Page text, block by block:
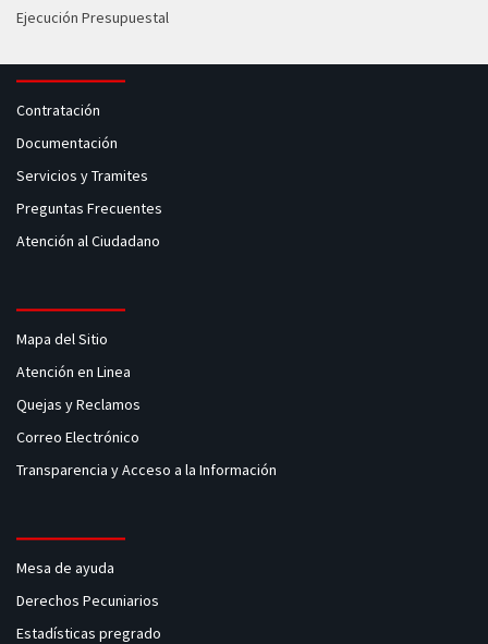
Ejecución Presupuestal
Contratación
Documentación
Servicios y Tramites
Preguntas Frecuentes
Atención al Ciudadano
Mapa del Sitio
Atención en Linea
Quejas y Reclamos
Correo Electrónico
Transparencia y Acceso a la Información
Mesa de ayuda
Derechos Pecuniarios
Estadísticas pregrado